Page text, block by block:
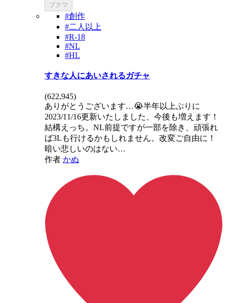
ブクマ
#創作
#二人以上
#R-18
#NL
#HL
すきな人にあいされるガチャ
(622,945)
ありがとうございます…😭半年以上ぶりに
2023/11/16更新いたしました、今後も増えます！
結構えっち。NL前提ですが一部を除き、頑張れ
ば3Lも行けるかもしれません。改変ご自由に！
暗い悲しいのはない…
作者 かぬ